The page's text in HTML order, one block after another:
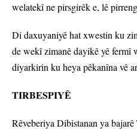
welatekî ne pirsgirêk e, lê
Di daxuyaniyê hat xwestin ku
de wekî zimanê dayikê yê fermî
diyarkirin ku heya pêkanîna vê
TIRBESPIYÊ
Rêveberiya Dibistanan ya